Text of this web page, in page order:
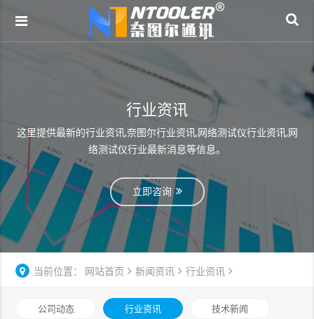
行业资讯
这里提供最新的行业资讯,奈图尔行业资讯,网络测试仪行业资讯,网
络测试仪行业最新消息等信息。
立即咨询
当前位置： 网站首页 新闻资讯 行业资讯
公司动态 行业资讯 技术新闻